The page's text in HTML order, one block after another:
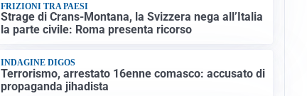
FRIZIONI TRA PAESI
Strage di Crans-Montana, la Svizzera nega all’Italia
la parte civile: Roma presenta ricorso
INDAGINE DIGOS
Terrorismo, arrestato 16enne comasco: accusato di
propaganda jihadista